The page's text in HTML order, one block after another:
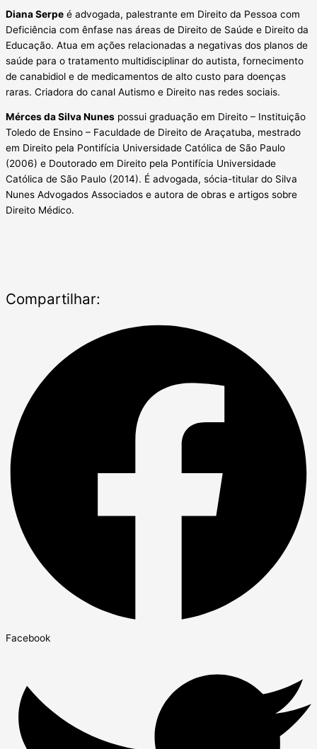
Diana Serpe é advogada, palestrante em Direito da Pessoa com
Deficiência com ênfase nas áreas de Direito de Saúde e Direito da
Educação. Atua em ações relacionadas a negativas dos planos de
saúde para o tratamento multidisciplinar do autista, fornecimento
de canabidiol e de medicamentos de alto custo para doenças
raras. Criadora do canal Autismo e Direito nas redes sociais.
Mérces da Silva Nunes possui graduação em Direito – Instituição
Toledo de Ensino – Faculdade de Direito de Araçatuba, mestrado
em Direito pela Pontifícia Universidade Católica de São Paulo
(2006) e Doutorado em Direito pela Pontifícia Universidade
Católica de São Paulo (2014). É advogada, sócia-titular do Silva
Nunes Advogados Associados e autora de obras e artigos sobre
Direito Médico.
Compartilhar:
Facebook